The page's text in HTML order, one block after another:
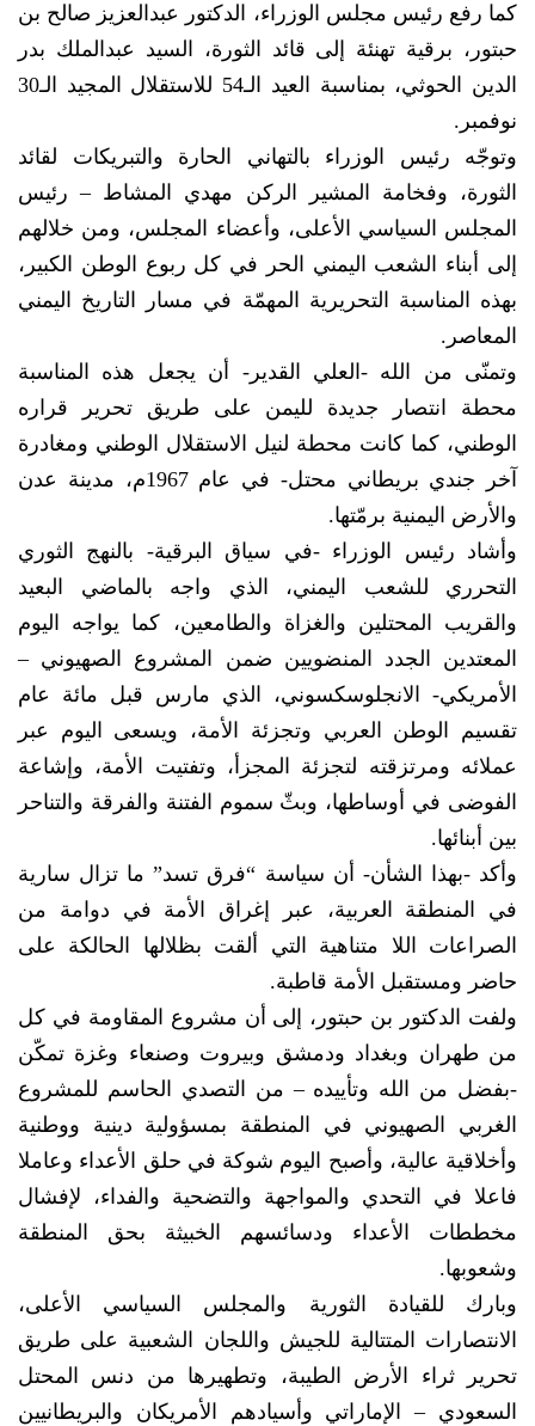
كما رفع رئيس مجلس الوزراء، الدكتور عبدالعزيز صالح بن
حبتور، برقية تهنئة إلى قائد الثورة، السيد عبدالملك بدر
الدين الحوثي، بمناسبة العيد الـ54 للاستقلال المجيد الـ30
نوفمبر.
وتوجّه رئيس الوزراء بالتهاني الحارة والتبريكات لقائد
الثورة، وفخامة المشير الركن مهدي المشاط – رئيس
المجلس السياسي الأعلى، وأعضاء المجلس، ومن خلالهم
إلى أبناء الشعب اليمني الحر في كل ربوع الوطن الكبير،
بهذه المناسبة التحريرية المهمّة في مسار التاريخ اليمني
المعاصر.
وتمنّى من الله -العلي القدير- أن يجعل هذه المناسبة
محطة انتصار جديدة لليمن على طريق تحرير قراره
الوطني، كما كانت محطة لنيل الاستقلال الوطني ومغادرة
آخر جندي بريطاني محتل- في عام 1967م، مدينة عدن
والأرض اليمنية برمّتها.
وأشاد رئيس الوزراء -في سياق البرقية- بالنهج الثوري
التحرري للشعب اليمني، الذي واجه بالماضي البعيد
والقريب المحتلين والغزاة والطامعين، كما يواجه اليوم
المعتدين الجدد المنضويين ضمن المشروع الصهيوني –
الأمريكي- الانجلوسكسوني، الذي مارس قبل مائة عام
تقسيم الوطن العربي وتجزئة الأمة، ويسعى اليوم عبر
عملائه ومرتزقته لتجزئة المجزأ، وتفتيت الأمة، وإشاعة
الفوضى في أوساطها، وبثّ سموم الفتنة والفرقة والتناحر
بين أبنائها.
وأكد -بهذا الشأن- أن سياسة “فرق تسد” ما تزال سارية
في المنطقة العربية، عبر إغراق الأمة في دوامة من
الصراعات اللا متناهية التي ألقت بظلالها الحالكة على
حاضر ومستقبل الأمة قاطبة.
ولفت الدكتور بن حبتور، إلى أن مشروع المقاومة في كل
من طهران وبغداد ودمشق وبيروت وصنعاء وغزة تمكّن
-بفضل من الله وتأييده – من التصدي الحاسم للمشروع
الغربي الصهيوني في المنطقة بمسؤولية دينية ووطنية
وأخلاقية عالية، وأصبح اليوم شوكة في حلق الأعداء وعاملا
فاعلا في التحدي والمواجهة والتضحية والفداء، لإفشال
مخططات الأعداء ودسائسهم الخبيثة بحق المنطقة
وشعوبها.
وبارك للقيادة الثورية والمجلس السياسي الأعلى،
الانتصارات المتتالية للجيش واللجان الشعبية على طريق
تحرير ثراء الأرض الطيبة، وتطهيرها من دنس المحتل
السعودي – الإماراتي وأسيادهم الأمريكان والبريطانيين